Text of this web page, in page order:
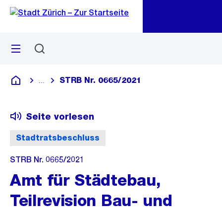
Navigation
Sprunglink
Menü
Deutsch
Blende alle Breadcrumbs ein
STRB Nr. 0665/2021
Stadtratsbeschluss
Seite vorlesen
STRB Nr. 0665/2021
Amt für Städtebau,
Teilrevision Bau- und